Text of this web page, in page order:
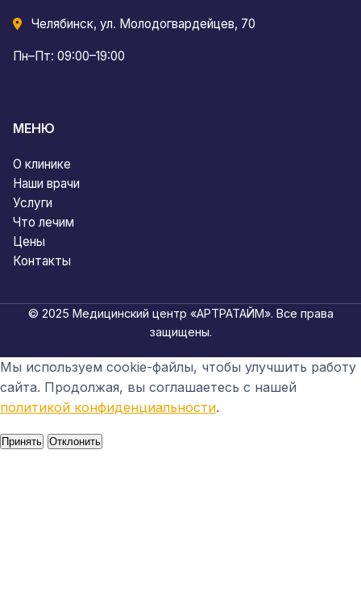
Челябинск, ул. Молодогвардейцев, 70
Пн–Пт: 09:00–19:00
МЕНЮ
О клинике
Наши врачи
Услуги
Что лечим
Цены
Контакты
© 2025 Медицинский центр «АРТРАТАЙМ». Все права
защищены.
Мы используем cookie-файлы, чтобы улучшить работу
сайта. Продолжая, вы соглашаетесь с нашей
политикой конфиденциальности.
Принять Отклонить